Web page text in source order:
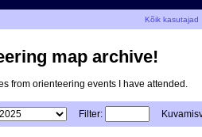
Kõik kasutajad
map archive!
from orienteering events I have attended.
Filter: